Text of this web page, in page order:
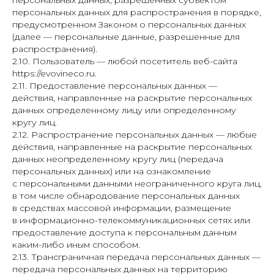
персональных данных для распространения в порядке,
предусмотренном Законом о персональных данных
(далее — персональные данные, разрешенные для
распространения).
2.10. Пользователь — любой посетитель веб-сайта
https://evovineco.ru.
2.11. Предоставление персональных данных —
действия, направленные на раскрытие персональных
данных определенному лицу или определенному
кругу лиц.
2.12. Распространение персональных данных — любые
действия, направленные на раскрытие персональных
данных неопределенному кругу лиц (передача
персональных данных) или на ознакомление
с персональными данными неограниченного круга лиц,
в том числе обнародование персональных данных
в средствах массовой информации, размещение
в информационно-телекоммуникационных сетях или
предоставление доступа к персональным данным
каким-либо иным способом.
2.13. Трансграничная передача персональных данных —
передача персональных данных на территорию